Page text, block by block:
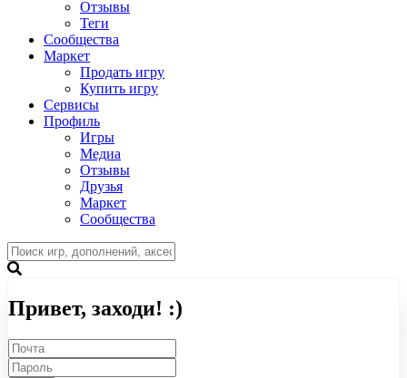
Отзывы
Теги
Сообщества
Маркет
Продать игру
Купить игру
Сервисы
Профиль
Игры
Медиа
Отзывы
Друзья
Маркет
Сообщества
Привет, заходи! :)